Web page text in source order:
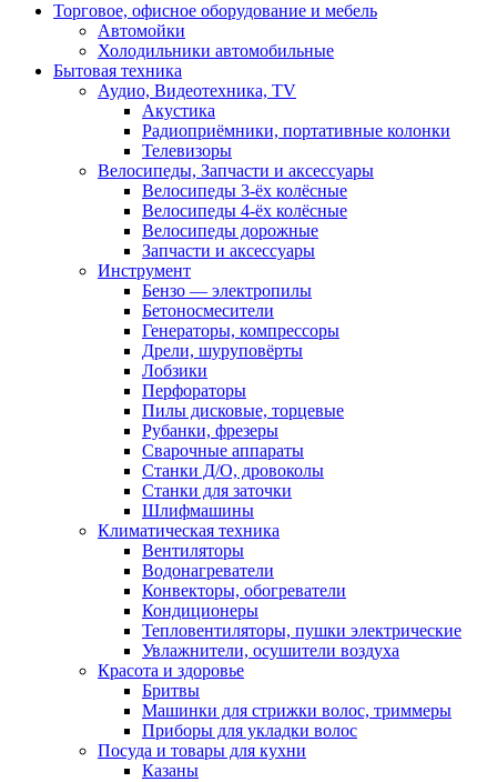
Торговое, офисное оборудование и мебель
Автомойки
Холодильники автомобильные
Бытовая техника
Аудио, Видеотехника, TV
Акустика
Радиоприёмники, портативные колонки
Телевизоры
Велосипеды, Запчасти и аксессуары
Велосипеды 3-ёх колёсные
Велосипеды 4-ёх колёсные
Велосипеды дорожные
Запчасти и аксессуары
Инструмент
Бензо — электропилы
Бетоносмесители
Генераторы, компрессоры
Дрели, шуруповёрты
Лобзики
Перфораторы
Пилы дисковые, торцевые
Рубанки, фрезеры
Сварочные аппараты
Станки Д/О, дровоколы
Станки для заточки
Шлифмашины
Климатическая техника
Вентиляторы
Водонагреватели
Конвекторы, обогреватели
Кондиционеры
Тепловентиляторы, пушки электрические
Увлажнители, осушители воздуха
Красота и здоровье
Бритвы
Машинки для стрижки волос, триммеры
Приборы для укладки волос
Посуда и товары для кухни
Казаны